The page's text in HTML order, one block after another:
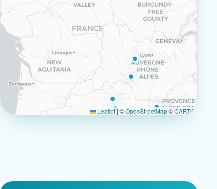
Leaflet| ©OpenStreetMap©CARTO